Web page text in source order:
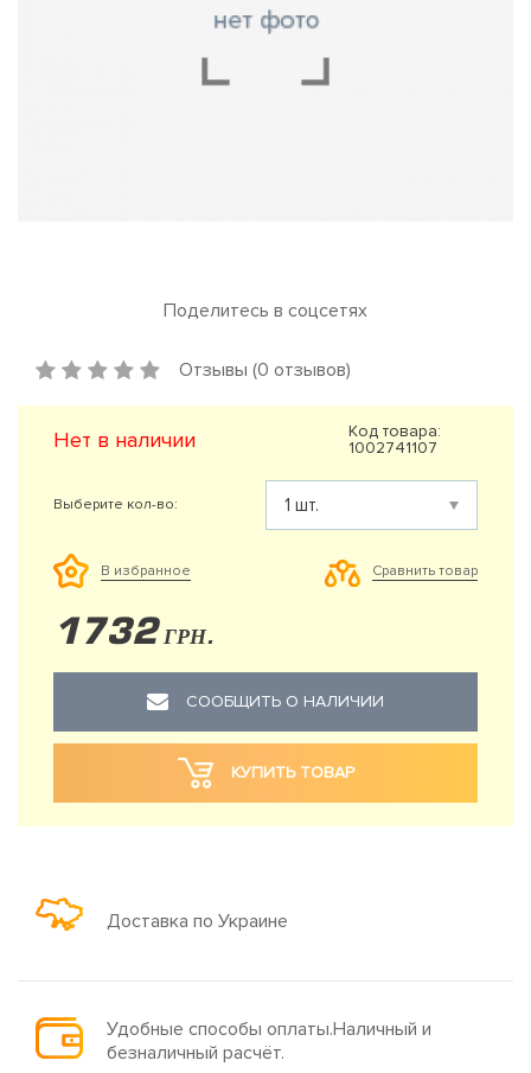
Поделитесь в соцсетях
Отзывы (0 отзывов)
Нет в наличии
Код товара:
1002741107
Выберите кол-во:
В избранное Сравнить товар
1732 ГРН.
СООБЩИТЬ О НАЛИЧИИ
КУПИТЬ ТОВАР
Доставка по Украине
Удобные способы оплаты.Наличный и
безналичный расчёт.